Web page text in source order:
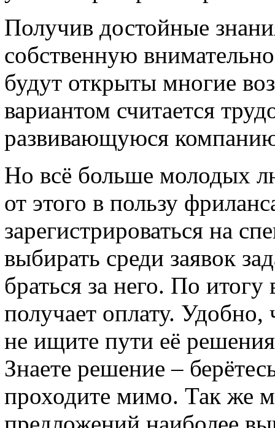
Получив достойные
собственную
будут открыты многие
вариантом считается
развивающуюся
Но всё больше молодых
от этого в пользу
зарегистрироваться на
выбирать среди заявок
браться за него. По
получает оплату. Удобно,
не ищите пути её
Знаете решение –
проходите мимо. Так же